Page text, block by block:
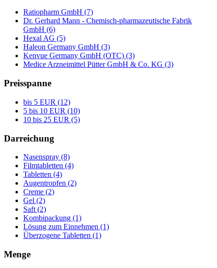
Ratiopharm GmbH (7)
Dr. Gerhard Mann - Chemisch-pharmazeutische Fabrik
GmbH (6)
Hexal AG (5)
Haleon Germany GmbH (3)
Kenvue Germany GmbH (OTC) (3)
Medice Arzneimittel Pütter GmbH & Co. KG (3)
Preisspanne
bis 5 EUR (12)
5 bis 10 EUR (10)
10 bis 25 EUR (5)
Darreichung
Nasenspray (8)
Filmtabletten (4)
Tabletten (4)
Augentropfen (2)
Creme (2)
Gel (2)
Saft (2)
Kombipackung (1)
Lösung zum Einnehmen (1)
Überzogene Tabletten (1)
Menge